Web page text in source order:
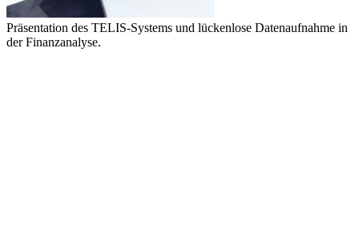
Präsentation des TELIS-Systems und lückenlose Datenaufnahme in
der Finanzanalyse.